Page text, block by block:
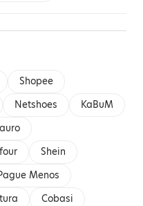
Shopee
Netshoes
KaBuM
Shein
Menos
Cobasi